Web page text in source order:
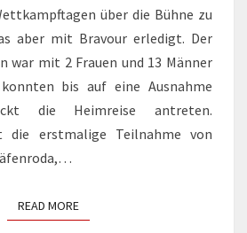
über die Bühne zu
aber mit Bravour erledigt. Der
war mit 2 Frauen und 13 Männer
bis auf eine Ausnahme
die Heimreise antreten.
die erstmalige Teilnahme von
READ MOREREAD MORE